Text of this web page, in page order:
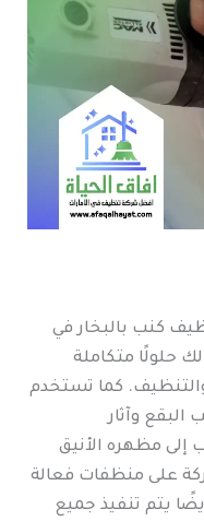
كنب بالبخار في
حلولًا متكاملة
كما تستخدم
البقع وآثار
إلى مظهره الأنيق
على منظفات فعالة
يتم تنفيذ جميع